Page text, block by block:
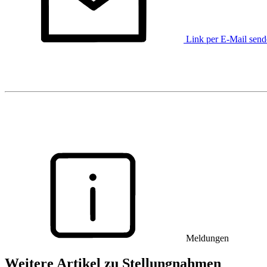
Link per E-Mail
Meldungen
Weitere Artikel zu Stellungnahmen